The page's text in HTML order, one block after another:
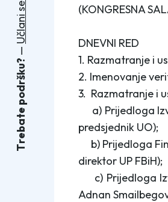
(KONGRESNA
DNEVNI RED
1. Razmatranje i
2. Imenovanje
3. Razmatranje i
a) Prijedloga
predsjednik UO);
b) Prijedloga
direktor UP FBiH);
c) Prijedloga
Adnan
T
r
e
b
a
t
e
p
o
d
r
š
k
u
?
U
č
l
a
n
i
s
e